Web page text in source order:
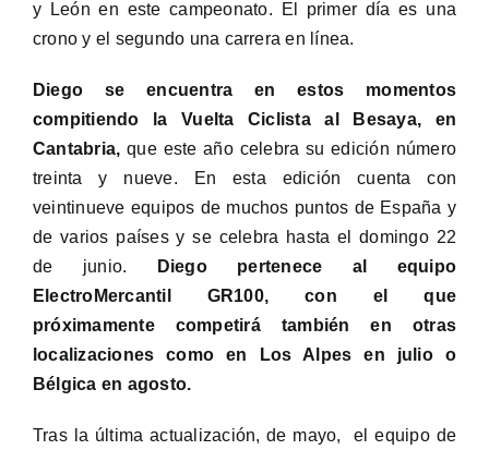
y León en este campeonato. El primer día es una
crono y el segundo una carrera en línea.
Diego se encuentra en estos momentos
compitiendo la Vuelta Ciclista al Besaya, en
Cantabria, que este año celebra su edición número
treinta y nueve. En esta edición cuenta con
veintinueve equipos de muchos puntos de España y
de varios países y se celebra hasta el domingo 22
de junio.
Diego pertenece al equipo
ElectroMercantil GR100, con el que
próximamente competirá también en otras
localizaciones como en Los Alpes en julio o
Bélgica en agosto.
Tras la última actualización, de mayo, el equipo de